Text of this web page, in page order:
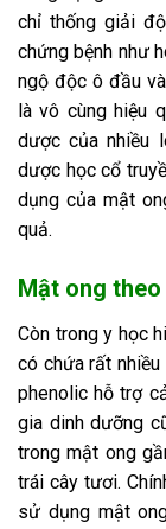
chỉ thống giải
chứng bệnh như
ngộ độc ô đầu
là vô cùng hiệu
dược của nhiều
dược học cổ
dụng của mật
quả.
Mật ong
Còn trong y học
có chứa rất
phenolic hỗ trợ
gia dinh dưỡng
trong mật ong
trái cây tươi.
sử dụng mật